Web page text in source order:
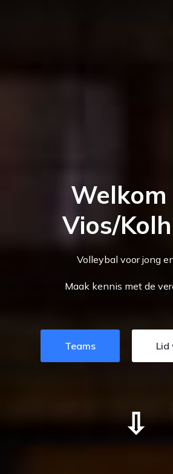
Welkom
Vios/
Volleybal voor jong
Maak kennis met de
Teams Lid
⇩